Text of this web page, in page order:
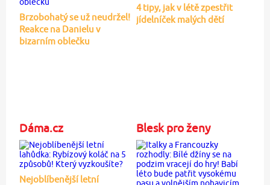
Brzobohatý se už neudržel!
Reakce na Danielu v
bizarním oblečku
4 tipy, jak v létě zpestřit
jídelníček malých dětí
Dáma.cz
Nejoblíbenější letní
Blesk pro ženy